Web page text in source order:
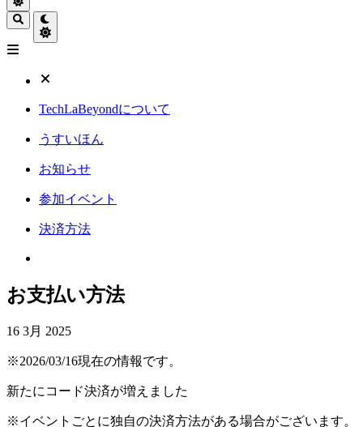
TechLaBeyondについて
うすいほん
お知らせ
参加イベント
決済方法
お支払い方法
16 3月 2025
※2026/03/16現在の情報です。
新たにコード決済が増えました
※イベントごとに独自の決済方法がある場合がございます。